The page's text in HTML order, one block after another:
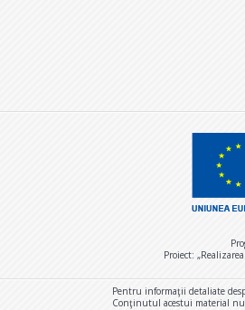
Proiect:
Pentru informaţii detaliate
Conţinutul acestui material